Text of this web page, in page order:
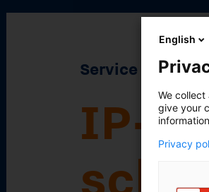
IP- English
We
give your
Privacy